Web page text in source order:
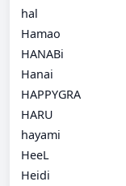
hal
Hamao
HANABi
Hanai
HAPPYGRA
HARU
hayami
HeeL
Heidi